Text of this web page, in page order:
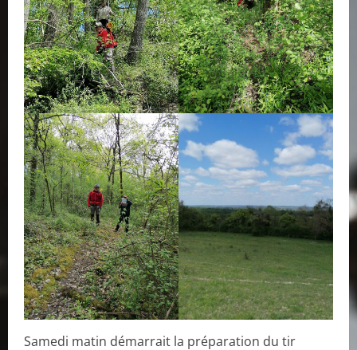
Samedi matin démarrait la préparation du tir